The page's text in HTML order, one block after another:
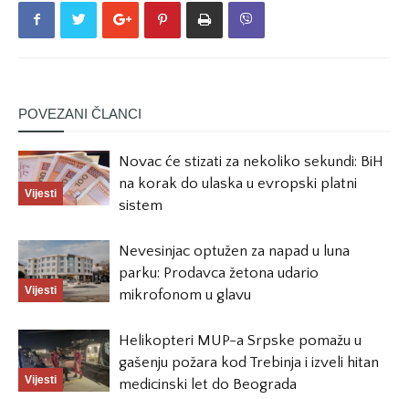
POVEZANI ČLANCI
Vijesti
Novac će stizati za nekoliko sekundi: BiH
na korak do ulaska u evropski platni
sistem
Vijesti
Nevesinjac optužen za napad u luna
parku: Prodavca žetona udario
mikrofonom u glavu
Vijesti
Helikopteri MUP-a Srpske pomažu u
gašenju požara kod Trebinja i izveli hitan
medicinski let do Beograda